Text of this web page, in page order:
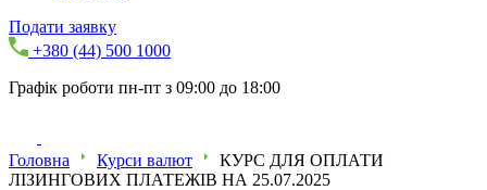
Подати заявку
+380 (44) 500 1000
Графік роботи пн-пт з 09:00 до 18:00
Головна Курси валют
КУРС ДЛЯ ОПЛАТИ
ЛІЗИНГОВИХ ПЛАТЕЖІВ НА 25.07.2025